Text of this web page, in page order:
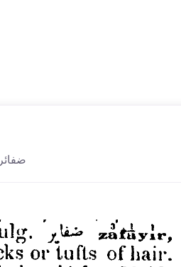
English-Ottoman Turkish language ضفائر